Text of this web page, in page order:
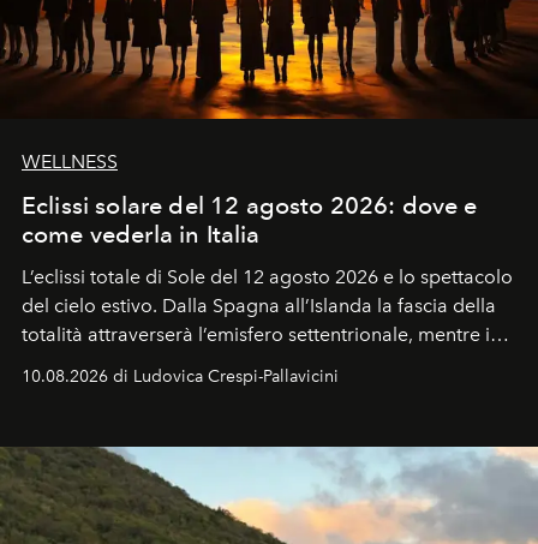
WELLNESS
Eclissi solare del 12 agosto 2026: dove e
come vederla in Italia
L’eclissi totale di Sole del 12 agosto 2026 e lo spettacolo
del cielo estivo. Dalla Spagna all’Islanda la fascia della
totalità attraverserà l’emisfero settentrionale, mentre in
Italia il fenomeno sarà parziale ma particolarmente
spettacolare al Nord. Orari, città favorite e regole per
10.08.2026 di Ludovica Crespi-Pallavicini